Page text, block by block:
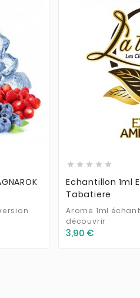

    
Echantillon 1ml
Tabatiere
Arome 1ml
découvrir
3,90 €